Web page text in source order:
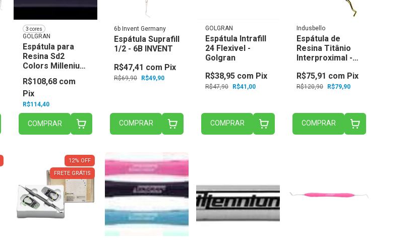
3 cores
GOLGRAN
Espátula para
Resina Sd2
Colors Millenium
- Golgran
R$114,40
R$108,68 com
Pix
COMPRAR
6b Invent Germany
Espátula Suprafill
1/2 - 6B INVENT
R$69,90 R$49,90
R$47,41 com Pix
COMPRAR
GOLGRAN
Espátula Intrafill
24 Flexivel -
Golgran
R$47,90 R$41,00
R$38,95 com Pix
COMPRAR
Indusbello
Espátula de
Resina Titânio
Interproximal -
R$120,90 R$79,90
R$75,91 com Pix
COMPRAR
12% OFF
FRETE GRÁTIS